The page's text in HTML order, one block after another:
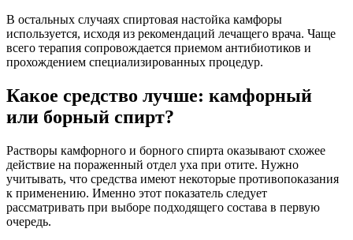
В остальных случаях спиртовая настойка камфоры
используется, исходя из рекомендаций лечащего врача. Чаще
всего терапия сопровождается приемом антибиотиков и
прохождением специализированных процедур.
Какое средство лучше: камфорный
или борный спирт?
Растворы камфорного и борного спирта оказывают схожее
действие на пораженный отдел уха при отите. Нужно
учитывать, что средства имеют некоторые противопоказания
к применению. Именно этот показатель следует
рассматривать при выборе подходящего состава в первую
очередь.